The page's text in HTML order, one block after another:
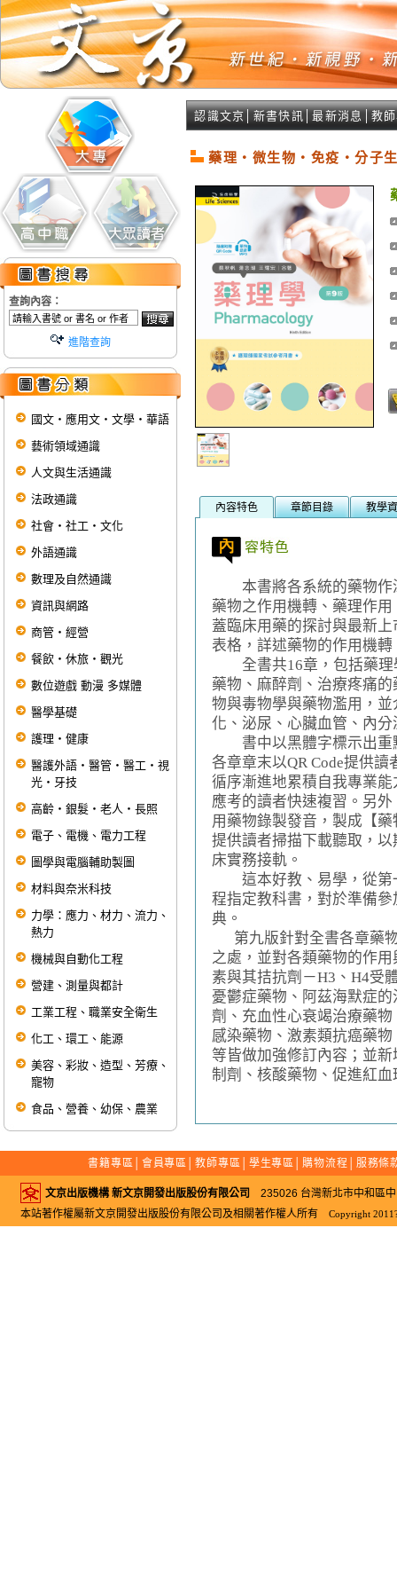
查詢內容：
進階查詢
國文‧應用文‧文學‧華語
藝術領域通識
人文與生活通識
法政通識
社會‧社工‧文化
外語通識
數理及自然通識
資訊與網路
商管‧經營
餐飲‧休旅‧觀光
數位遊戲 動漫 多媒體
醫學基礎
護理‧健康
醫護外語‧醫管‧醫工‧視
光‧牙技
高齡‧銀髮‧老人‧長照
電子、電機、電力工程
圖學與電腦輔助製圖
材料與奈米科技
力學：應力、材力、流力、
熱力
機械與自動化工程
營建、測量與都計
工業工程、職業安全衛生
化工、環工、能源
美容、彩妝、造型、芳療、
寵物
食品、營養、幼保、農業
認識文京 新書快訊 │最新消息 教
藥理‧微生物‧免疫‧分子
內容特色 章節目錄 教學
本書將各系統的藥物作
藥物之作用機轉、藥理作
蓋臨床用藥的探討與最新
表格，詳述藥物的作用機
全書共16章，包括藥理
藥物、麻醉劑、治療疼痛
物與毒物學與藥物濫用，
化、泌尿、心臟血管、內
書中以黑體字標示出重
各章章末以QR Code提供
循序漸進地累積自我專業
應考的讀者快速複習。另
用藥物錄製發音，製成【
提供讀者掃描下載聽取，
床實務接軌。
這本好教、易學，從第
程指定教科書，對於準備
典。
第九版針對全書各章藥
之處，並對各類藥物的作
素與其拮抗劑－H3、H4受
憂鬱症藥物、阿茲海默症
劑、充血性心衰竭治療藥
感染藥物、激素類抗癌藥
等皆做加強修訂內容；並
制劑、核酸藥物、促進紅
書籍專區 會員專區 │教師專區 學生專區 購物流程 服務條
文京出版機構 新文京開發出版股份有限公司
235026 台灣新北市中和區
本站著作權屬新文京開發出版股份有限公司及相關著作權人所有
Copyright